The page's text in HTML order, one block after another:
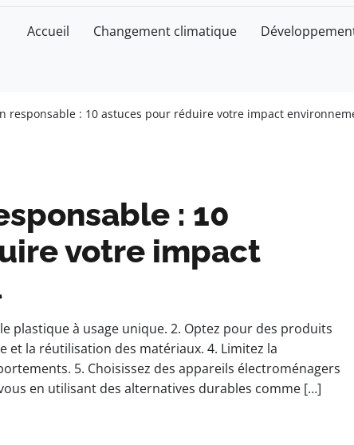
Accueil Changement climatique
responsable : 10 astuces pour réduire votre impact
: 10
votre impact
plastique à usage unique. 2. Optez pour des produits
et la réutilisation des matériaux. 4. Limitez la
5. Choisissez des appareils électroménagers
en utilisant des alternatives durables comme […]